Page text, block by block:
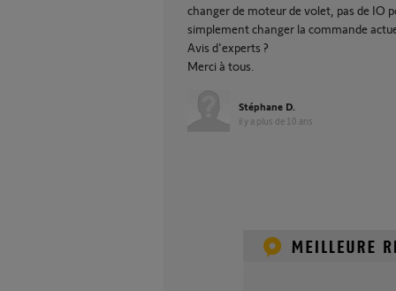
changer de moteur de volet, pas de IO
simplement changer la commande
Avis d'experts ?
Merci à tous.
Stéphane D.
il y a plus de 10 ans